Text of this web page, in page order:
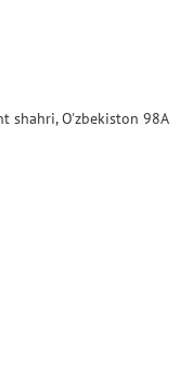
shahri, O'zbekiston 98A